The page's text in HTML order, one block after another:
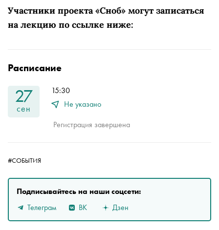
Участники проекта «Сноб» могут записаться
на лекцию по ссылке ниже:
Расписание
27
сен
15:30
Не указано
Регистрация завершена
#СОБЫТИЯ
Подписывайтесь на наши соцсети:
Телеграм
ВК Дзен